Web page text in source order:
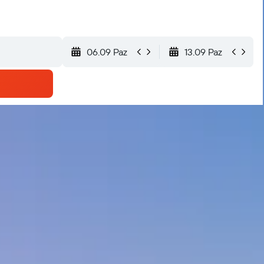
06.09 Paz 13.09 Paz